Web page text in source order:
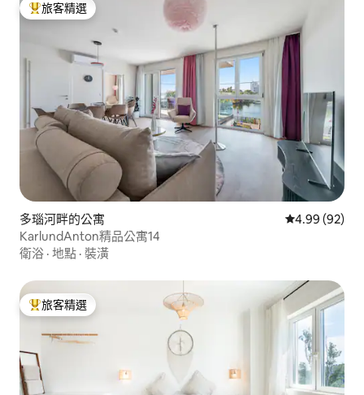
旅客精選榜首
旅客精選
多瑙河畔的公寓 從 92 則評價
4.99 (92)
KarlundAnton精品公寓14
衛浴 · 地點 · 裝潢
旅客精選榜首
旅客精選